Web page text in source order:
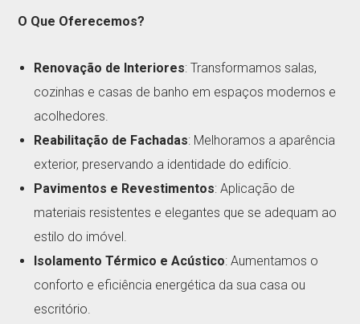
O Que Oferecemos?
Renovação de Interiores: Transformamos salas,
cozinhas e casas de banho em espaços modernos e
acolhedores.
Reabilitação de Fachadas: Melhoramos a aparência
exterior, preservando a identidade do edifício.
Pavimentos e Revestimentos: Aplicação de
materiais resistentes e elegantes que se adequam ao
estilo do imóvel.
Isolamento Térmico e Acústico: Aumentamos o
conforto e eficiência energética da sua casa ou
escritório.